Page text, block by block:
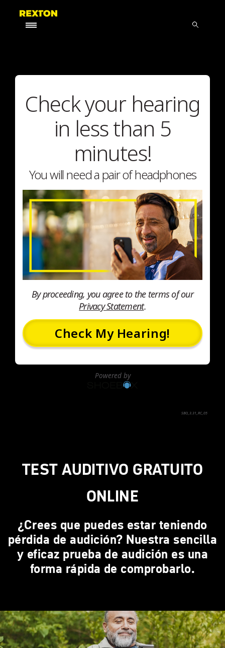
TEST AUDITIVO GRATUITO
ONLINE
¿Crees que puedes estar teniendo
pérdida de audición? Nuestra sencilla
y eficaz prueba de audición es una
forma rápida de comprobarlo.